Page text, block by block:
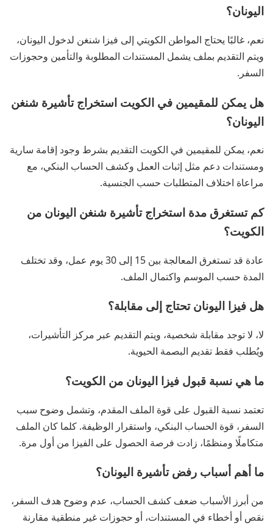
اليونان؟
نعم، غالبًا يحتاج المواطن الكويتي إلى فيزا شنغن لدخول اليونان،
ويتم التقديم بملف يشمل المستندات المطلوبة والتأمين وحجوزات
السفر.
هل يمكن للمقيمين في الكويت استخراج تأشيرة شنغن
اليونان؟
نعم، يمكن للمقيمين في الكويت التقديم بشرط وجود إقامة سارية
ومستندات دعم مثل إثبات العمل وكشف الحساب البنكي، مع
مراعاة اختلاف المتطلبات حسب الجنسية.
كم تستغرق مدة استخراج تأشيرة شنغن اليونان من
الكويت؟
عادة قد تستغرق المعالجة بين 15 إلى 30 يوم عمل، وقد تختلف
المدة حسب الموسم واكتمال الملف.
هل فيزا اليونان تحتاج إلى مقابلة؟
لا، لا توجد مقابلة شخصية، ويتم التقديم عبر مركز التأشيرات،
ويُطلب فقط تقديم البصمة الحيوية.
ما هي نسبة قبول فيزا اليونان من الكويت؟
تعتمد نسبة القبول على قوة الملف المقدم، وتشمل وضوح سبب
السفر، قوة الحساب البنكي، واستقرار الوظيفة. كلما كان الملف
متكاملًا ومنظمًا، زادت فرصة الحصول على الفيزا من أول مرة.
ما أهم أسباب رفض تأشيرة اليونان؟
من أبرز الأسباب ضعف كشف الحساب، عدم وضوح هدف السفر،
نقص أو أخطاء في المستندات، أو حجوزات غير منطقية مقارنة